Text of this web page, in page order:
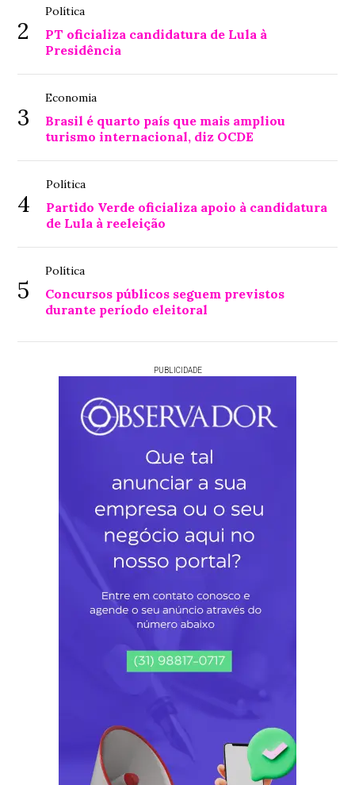
2
Política
PT oficializa candidatura de Lula à
Presidência
3
Economia
Brasil é quarto país que mais ampliou
turismo internacional, diz OCDE
4
Política
Partido Verde oficializa apoio à candidatura
de Lula à reeleição
5
Política
Concursos públicos seguem previstos
durante período eleitoral
PUBLICIDADE